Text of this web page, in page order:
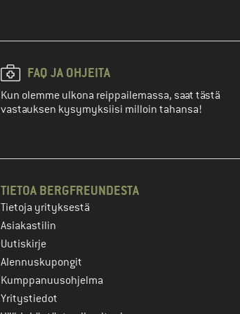
FAQ JA OHJEITA
Kun olemme ulkona reippailemassa, saat tästä
vastauksen kysymyksiisi milloin tahansa!
TIETOA BERGFREUNDESTA
Tietoja yrityksestä
Asiakastilin
Uutiskirje
Alennuskupongit
Kumppanuusohjelma
Yritystiedot